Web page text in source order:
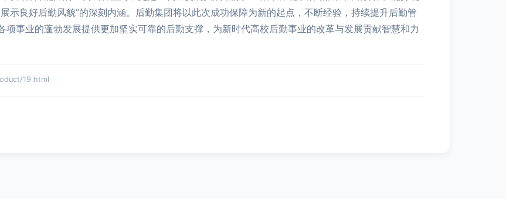
示良好后勤风貌”的深刻内涵。后勤集团将以此次成功保障为新的起点，不断经验，持续提升后勤管
事业的蓬勃发展提供更加坚实可靠的后勤支撑，为新时代高校后勤事业的改革与发展贡献智慧和力
19.html